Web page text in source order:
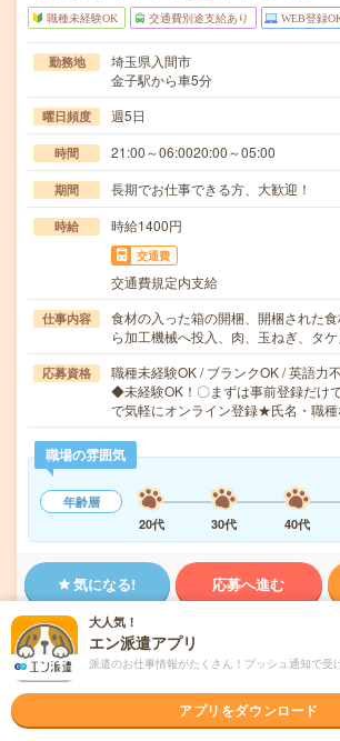
職種未経験OK 交通費別途支給あり WEB登録
勤務地
埼玉県入間市
金子駅から車5分
曜日頻度 週5日
時間 21:00～06:0020:00～05:00
期間 長期でお仕事できる方、大歓迎！
時給 時給1400円
交通費
交通費規定内支給
仕事内容
食材の入った箱の開梱、開梱された
ら加工機械へ投入、肉、玉ねぎ、タ
応募資格
職種未経験OK / ブランクOK / 英語力
◆未経験OK！〇まずは事前登録だけ
で気軽にオンライン登録★氏名・職
職場の雰囲気
年齢層
20代
30代 40代
気になる! 応募へ進む
派遣会社 株式会社綜合キャリアオプション 製造事
未読
大人気！
エン派遣アプリ
派遣のお仕事情報がたくさん！プッシュ通知で受
アプリをダウンロード